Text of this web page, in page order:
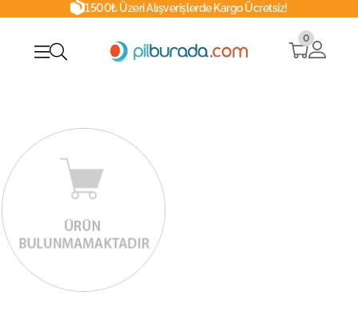
1500₺ Üzeri Alışverişlerde Kargo Ücretsiz!
0